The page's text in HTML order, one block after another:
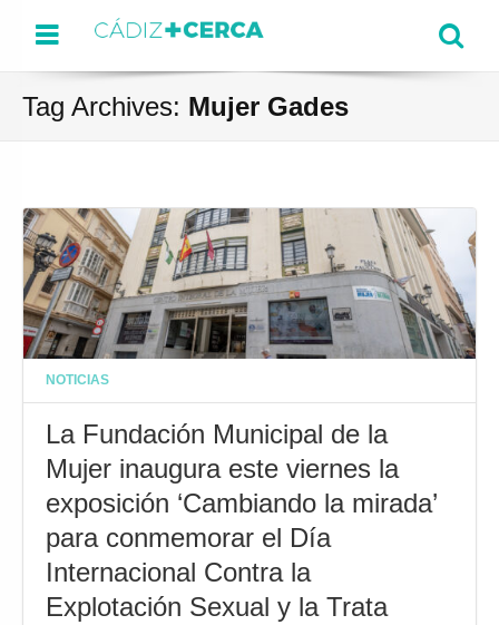
Menu
Tag Archives: Mujer Gades
NOTICIAS
La Fundación Municipal de la
Mujer inaugura este viernes la
exposición ‘Cambiando la mirada’
para conmemorar el Día
Internacional Contra la
Explotación Sexual y la Trata